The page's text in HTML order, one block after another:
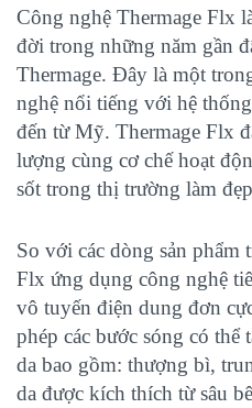
Công nghệ Thermage Flx
đời trong những năm gần
Thermage. Đây là một
nghệ nổi tiếng với hệ
đến từ Mỹ. Thermage Flx
lượng cùng cơ chế hoạt
sốt trong thị trường làm
So với các dòng sản phẩm
Flx ứng dụng công nghệ
vô tuyến điện dung đơn
phép các bước sóng có thể
da bao gồm: thượng bì,
da được kích thích từ sâu